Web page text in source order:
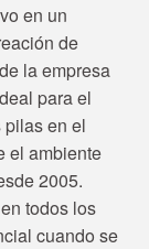
en un
de
la empresa
para el
en el
el ambiente
2005.
todos los
cuando se